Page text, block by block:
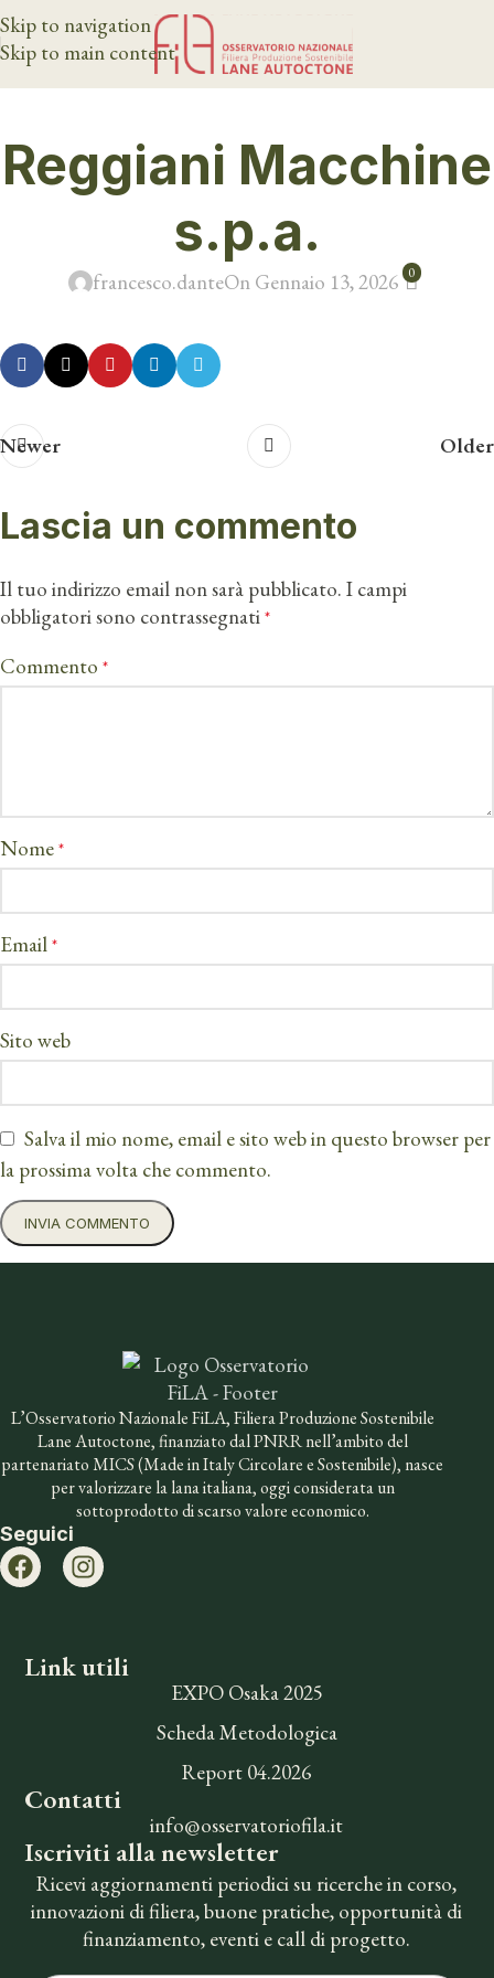
Skip to navigation
Skip to main content
Reggiani Macchine
s.p.a.
francesco.danteOn Gennaio 13, 2026 0
Newer Older
Lascia un commento
Il tuo indirizzo email non sarà pubblicato. I campi
obbligatori sono contrassegnati*
Commento *
Nome*
Email*
Sito web
Salva il mio nome, email e sito web in questo browser per
la prossima volta che commento.
L’Osservatorio Nazionale FiLA, Filiera Produzione Sostenibile
Lane Autoctone, finanziato dal PNRR nell’ambito del
partenariato MICS (Made in Italy Circolare e Sostenibile), nasce
per valorizzare la lana italiana, oggi considerata un
sottoprodotto di scarso valore economico.
Seguici
Link utili
EXPO Osaka 2025
Scheda Metodologica
Report 04.2026
Contatti
info@osservatoriofila.it
Iscriviti alla newsletter
Ricevi aggiornamenti periodici su ricerche in corso,
innovazioni di filiera, buone pratiche, opportunità di
finanziamento, eventi e call di progetto.